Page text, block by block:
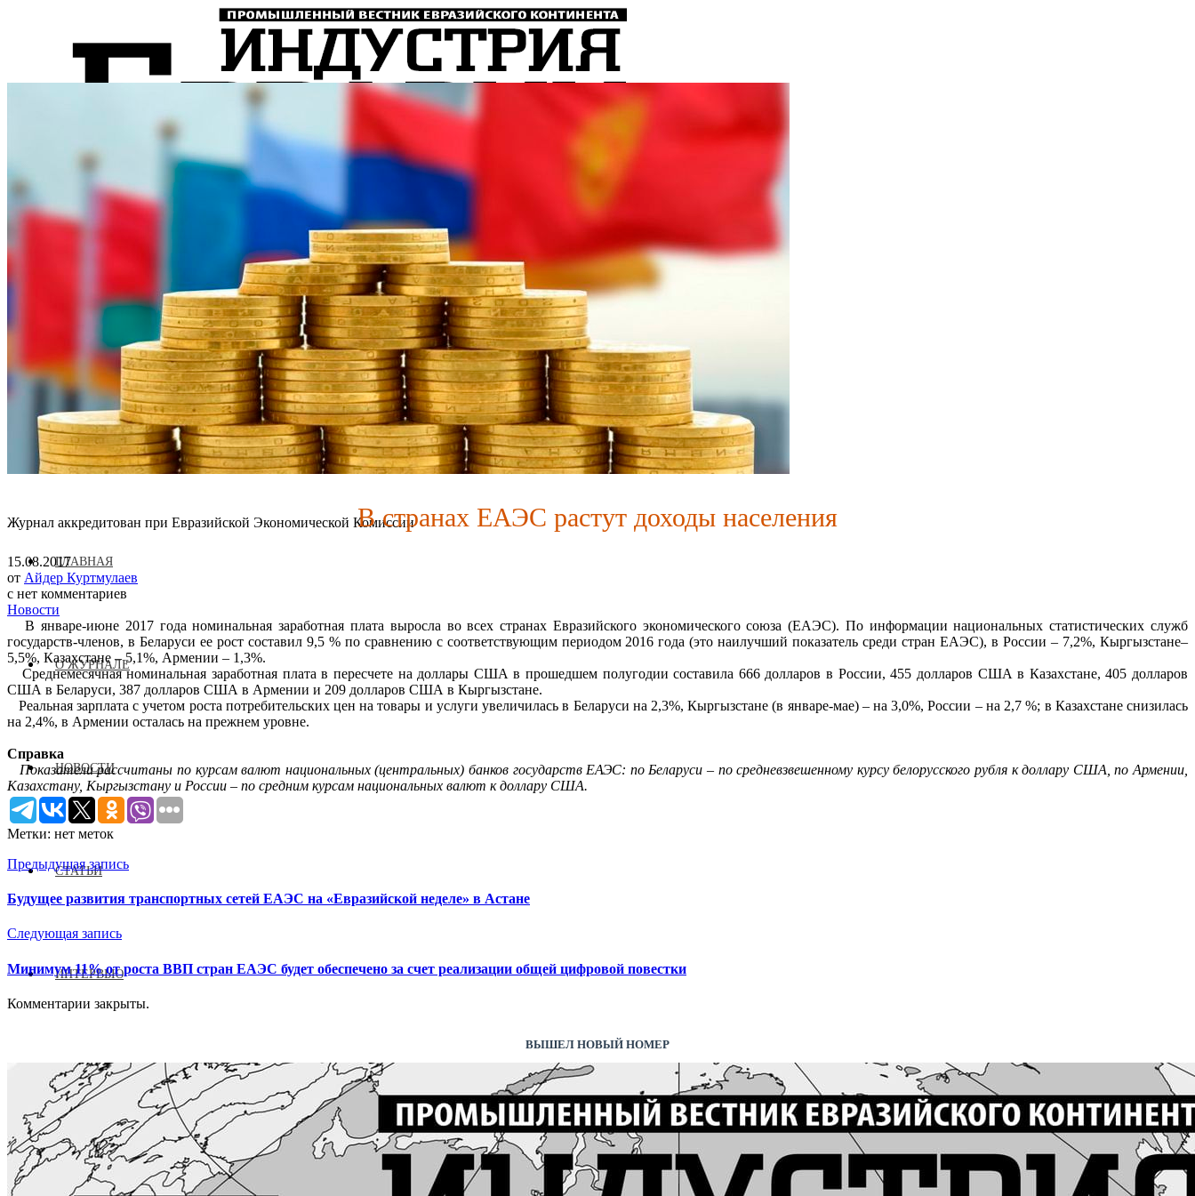
Журнал аккредитован при Евразийской Экономической Комиссии
ГЛАВНАЯ
О ЖУРНАЛЕ
НОВОСТИ
СТАТЬИ
ИНТЕРВЬЮ
ВЫСТАВКИ 2026
РЕКЛАМА
В странах ЕАЭС растут доходы населения
15.08.2017
от Айдер Куртмулаев
с нет комментариев
Новости
В январе-июне 2017 года номинальная заработная плата выросла во всех странах Евразийского экономического союза (ЕАЭС). По информации национальных статистических служб
государств-членов, в Беларуси ее рост составил 9,5 % по сравнению с соответствующим периодом 2016 года (это наилучший показатель среди стран ЕАЭС), в России – 7,2%, Кыргызстане–
5,5%, Казахстане – 5,1%, Армении – 1,3%.
Среднемесячная номинальная заработная плата в пересчете на доллары США в прошедшем полугодии составила 666 долларов в России, 455 долларов США в Казахстане, 405 долларов
США в Беларуси, 387 долларов США в Армении и 209 долларов США в Кыргызстане.
Реальная зарплата с учетом роста потребительских цен на товары и услуги увеличилась в Беларуси на 2,3%, Кыргызстане (в январе-мае) – на 3,0%, России – на 2,7 %; в Казахстане снизилась
на 2,4%, в Армении осталась на прежнем уровне.
Справка
Показатели рассчитаны по курсам валют национальных (центральных) банков государств ЕАЭС: по Беларуси – по средневзвешенному курсу белорусского рубля к доллару США, по Армении,
Казахстану, Кыргызстану и России – по средним курсам национальных валют к доллару США.
Метки: нет меток
Предыдущая запись
Будущее развития транспортных сетей ЕАЭС на «Евразийской неделе» в Астане
Следующая запись
Минимум 11% от роста ВВП стран ЕАЭС будет обеспечено за счет реализации общей цифровой повестки
Комментарии закрыты.
ВЫШЕЛ НОВЫЙ НОМЕР